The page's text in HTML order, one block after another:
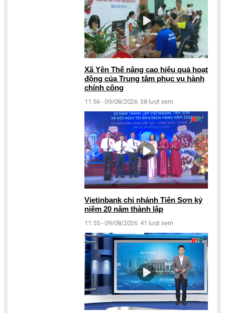
Xã Yên Thế nâng cao hiệu quả hoạt
động của Trung tâm phục vụ hành
chính công
11:56 - 09/08/2026 38 lượt xem
Vietinbank chi nhánh Tiên Sơn kỷ
niệm 20 năm thành lập
11:55 - 09/08/2026 41 lượt xem